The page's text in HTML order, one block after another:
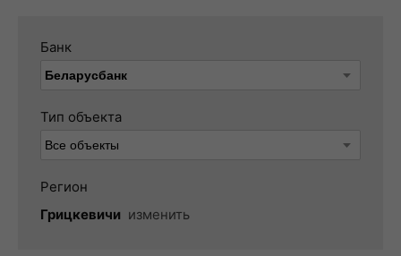
Банк
Тип объекта
Регион
Грицкевичи изменить